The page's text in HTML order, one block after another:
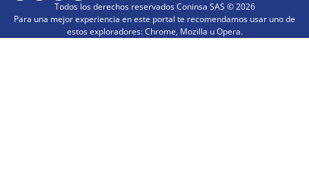
Todos los derechos reservados Coninsa SAS ©2026
Para una mejor experiencia en este portal te recomendamos usar uno de
estos exploradores: Chrome, Mozilla u Opera.